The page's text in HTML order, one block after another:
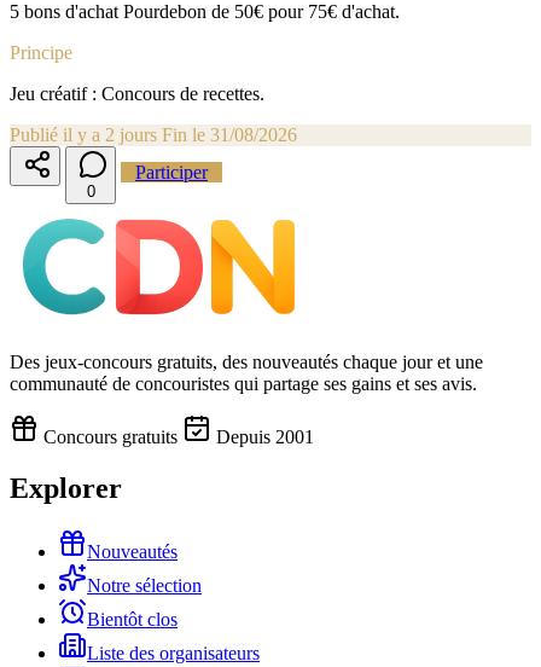
5 bons d'achat Pourdebon de 50€ pour 75€ d'achat.
Principe
Jeu créatif : Concours de recettes.
Publié il y a 2 jours Fin le 31/08/2026
0
Participer
Des jeux-concours gratuits, des nouveautés chaque jour et une
communauté de concouristes qui partage ses gains et ses avis.
Concours gratuits Depuis 2001
Explorer
Nouveautés
Notre sélection
Bientôt clos
Liste des organisateurs